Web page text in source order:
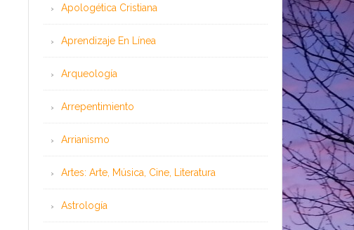
Apologética Cristiana
Aprendizaje En Línea
Arqueología
Arrepentimiento
Arrianismo
Artes: Arte, Música, Cine, Literatura
Astrología